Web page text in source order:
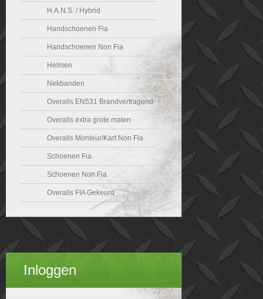
H.A.N.S. / Hybrid
Handschoenen Fia
Handschoenen Non Fia
Helmen
Nekbanden
Overalls EN531 Brandvertragend
Overalls extra grote maten
Overalls Monteur/Kart Non Fia
Schoenen Fia
Schoenen Non Fia
Overalls FIA Gekeurd
Inloggen